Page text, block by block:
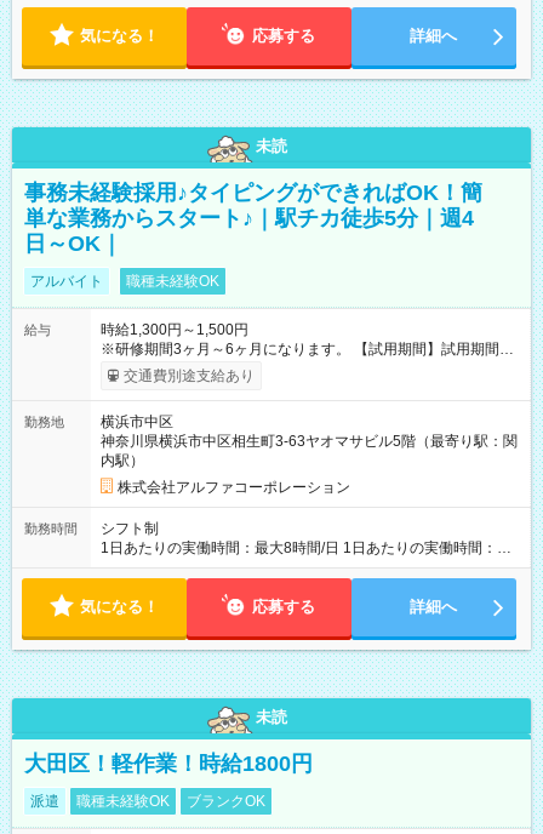
気になる！ 応募する 詳細へ
未読
事務未経験採用♪タイピングができればOK！簡
単な業務からスタート♪｜駅チカ徒歩5分｜週4
日～OK｜
アルバイト 職種未経験OK
給与
時給1,300円～1,500円
※研修期間3ヶ月～6ヶ月になります。 【試用期間】試用期間あ
り 試用期間の長さ：1ヶ月 雇用形態、給与は本採用時と同じで
す。
交通費別途支給あり
勤務地
横浜市中区
神奈川県横浜市中区相生町3-63ヤオマサビル5階（最寄り駅：関
内駅）
株式会社アルファコーポレーション
勤務時間
シフト制
1日あたりの実働時間：最大8時間/日 1日あたりの実働時間：
7~8時間 シフト例 ・10時00分～18時00分 ・10時00分～19時00
気になる！ 応募する 詳細へ
未読
大田区！軽作業！時給1800円
派遣 職種未経験OK ブランクOK